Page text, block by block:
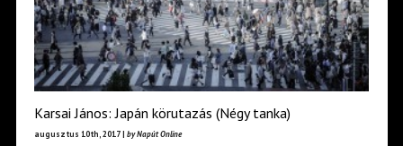
Karsai János: Japán körutazás (Négy tanka)
augusztus 10th, 2017 | by Napút Online